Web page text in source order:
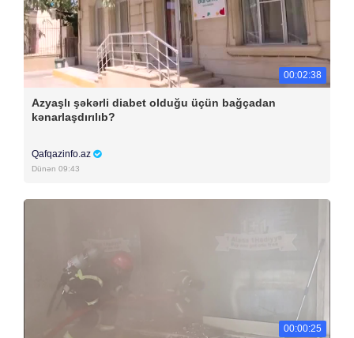
00:02:38
Azyaşlı şəkərli diabet olduğu üçün bağçadan
kənarlaşdırılıb?
Qafqazinfo.az
Dünən 09:43
00:00:25